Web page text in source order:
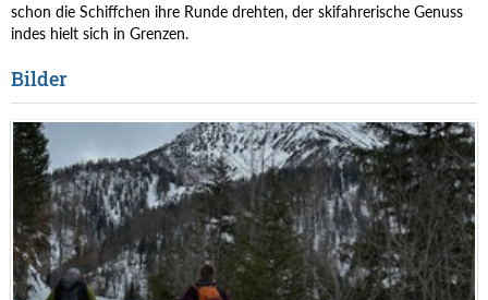
schon die Schiffchen ihre Runde drehten, der skifahrerische Genuss
indes hielt sich in Grenzen.
Bilder